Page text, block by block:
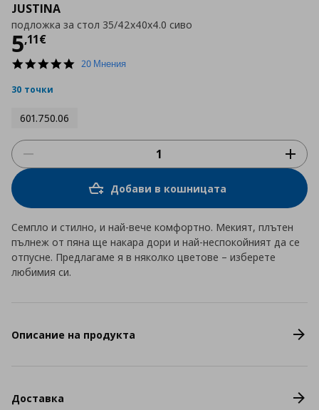
JUSTINA
подложка за стол 35/42x40x4.0 сиво
5,11€
Цена
4.9
20 Мнения
30 точки
601.750.06
Добави в кошницата
Семпло и стилно, и най-вече комфортно. Мекият, плътен
пълнеж от пяна ще накара дори и най-неспокойният да се
отпусне. Предлагаме я в няколко цветове – изберете
любимия си.
Описание на продукта
Доставка